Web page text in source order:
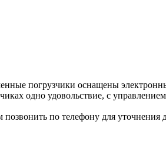
погрузчики оснащены
одно удовольствие, с
по телефону для уточнения